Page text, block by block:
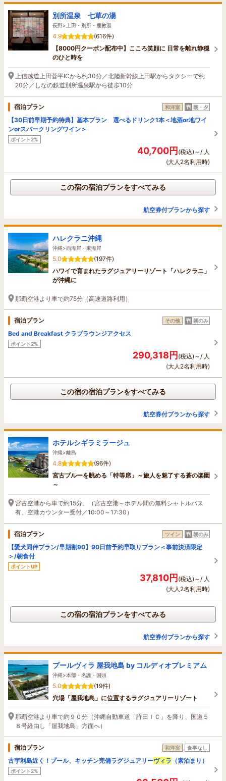
別所温泉 七草の湯
長野>上田・別所・鹿教湯
4.9
(616件)
【8000円クーポン配布中】こころ笑顔に 日常を離れ静穏
のひと時を
上信越道上田菅平ICから約30分／北陸新幹線上田駅からタクシーで約
20分／しなの鉄道別所温泉駅から徒歩10分
宿泊プラン 和洋室 朝・夕
【30日前早期予約特典】基本プラン 選べるドリンク1本＜地酒or地ワイ
ンorスパークリングワイン＞
ポイント2%
40,700円(税込)～/ 人
(大人2名利用時)
この宿の宿泊プランをすべてみる
航空券付プランから探す
ハレクラニ沖縄
沖縄>西海岸・東海岸
5.0
(197件)
ハワイで育まれたラグジュアリーリゾート「ハレクラニ」
が沖縄に
那覇空港より車で約75分（高速道路利用）
宿泊プラン その他 朝のみ
Bed and Breakfast クラブラウンジアクセス
ポイント2%
290,318円(税込)～/ 人
(大人2名利用時)
この宿の宿泊プランをすべてみる
航空券付プランから探す
ホテルシギラミラージュ
沖縄>離島
4.8
(96件)
宮古ブルーを眺める「特等席」～旅人を魅了する蒼の楽園
～
宮古空港から車で約15分。（宮古空港～ホテル間の無料シャトルバス
有、空港カウンター受付／10:00～17:30）
宿泊プラン ツイン 朝のみ
【愛犬同伴プラン/早期割90】90日前予約早取りプラン＜事前決済限定
＞/朝食付
ポイントUP
37,810円(税込)～/ 人
(大人2名利用時)
この宿の宿泊プランをすべてみる
航空券付プランから探す
プールヴィラ 屋我地島 by コルディオプレミアム
沖縄>本部・名護・国頭
5.0
(19件)
穴場「屋我地島」に位置するラグジュアリーリゾート
那覇空港より車で約９０分（沖縄自動車道「許田ＩＣ」を降り、国道５
８号経由し「屋我地島」方面へ）
宿泊プラン 和洋室 食事なし
古宇利島近く！プール、キッチン完備ラグジュアリーヴィラ （素泊まり）
ポイント2%